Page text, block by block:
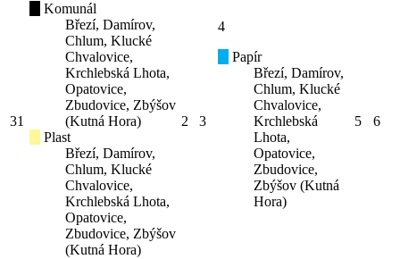
31
Komunál
Březí, Damírov,
Chlum, Klucké
Chvalovice,
Krchlebská Lhota,
Opatovice,
Zbudovice, Zbýšov
(Kutná Hora)
Plast
Březí, Damírov,
Chlum, Klucké
Chvalovice,
Krchlebská Lhota,
Opatovice,
Zbudovice, Zbýšov
(Kutná Hora)
2 3
4
Papír
Březí, Damírov,
Chlum, Klucké
Chvalovice,
Krchlebská
Lhota,
Opatovice,
Zbudovice,
Zbýšov (Kutná
Hora)
5 6